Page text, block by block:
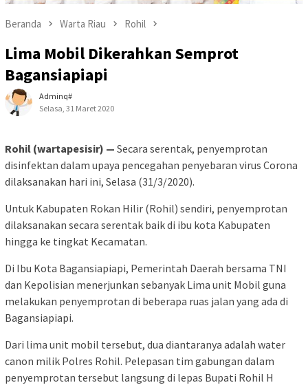
Beranda Warta Riau Rohil
Lima Mobil Dikerahkan Semprot
Bagansiapiapi
Adminq#
Selasa, 31 Maret 2020
Rohil (wartapesisir) — Secara serentak, penyemprotan
disinfektan dalam upaya pencegahan penyebaran virus Corona
dilaksanakan hari ini, Selasa (31/3/2020).
Untuk Kabupaten Rokan Hilir (Rohil) sendiri, penyemprotan
dilaksanakan secara serentak baik di ibu kota Kabupaten
hingga ke tingkat Kecamatan.
Di Ibu Kota Bagansiapiapi, Pemerintah Daerah bersama TNI
dan Kepolisian menerjunkan sebanyak Lima unit Mobil guna
melakukan penyemprotan di beberapa ruas jalan yang ada di
Bagansiapiapi.
Dari lima unit mobil tersebut, dua diantaranya adalah water
canon milik Polres Rohil. Pelepasan tim gabungan dalam
penyemprotan tersebut langsung di lepas Bupati Rohil H